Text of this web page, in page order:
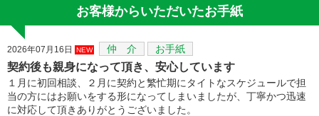
お客様からいただいたお手紙
2026年07月16日 NEW 仲 介 お手紙
契約後も親身になって頂き、安心しています
１月に初回相談、２月に契約と繁忙期にタイトなスケジュールで担
当の方にはお願いをする形になってしまいましたが、丁寧かつ迅速
に対応して頂きありがとうございました。